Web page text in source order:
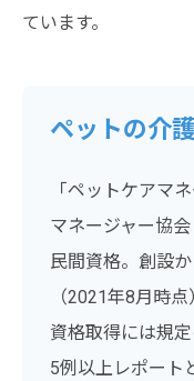
ています。
ペットの介
「ペットケアマ
マネージャー協
民間資格。創設
（2021年8月時
資格取得には規
5例以上レポート